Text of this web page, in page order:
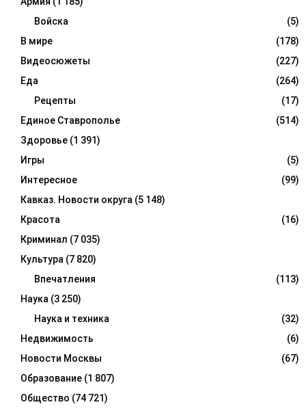
Войска
(5)
В мире
(178)
Видеосюжеты
(227)
Еда
(264)
Рецепты
(17)
Единое Ставрополье
(514)
Здоровье (1 391)
Игры
(5)
Интересное
(99)
Кавказ. Новости округа (5 148)
Красота
(16)
Криминал (7 035)
Культура (7 820)
Впечатления
(113)
Наука (3 250)
Наука и техника
(32)
Недвижимость
(6)
Новости Москвы
(67)
Образование (1 807)
Общество (74 721)